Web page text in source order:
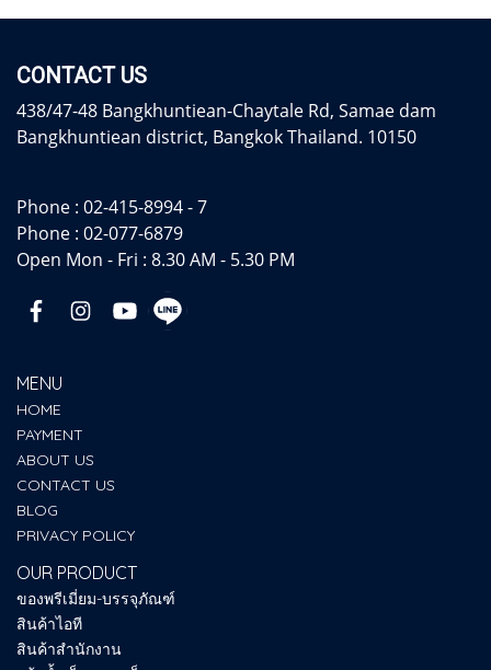
CONTACT US
438/47-48 Bangkhuntiean-Chaytale Rd, Samae dam
Bangkhuntiean district, Bangkok Thailand. 10150
Phone : 02-415-8994 - 7
Phone : 02-077-6879
Open Mon - Fri : 8.30 AM - 5.30 PM
MENU
HOME
PAYMENT
ABOUT US
CONTACT US
BLOG
PRIVACY POLICY
OUR PRODUCT
ของพรีเมี่ยม-บรรจุภัณฑ์
สินค้าไอที
สินค้าสำนักงาน